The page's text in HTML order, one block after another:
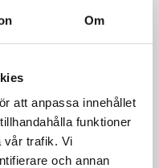
Om
att anpassa innehållet
funktioner
vår trafik. Vi
och annan